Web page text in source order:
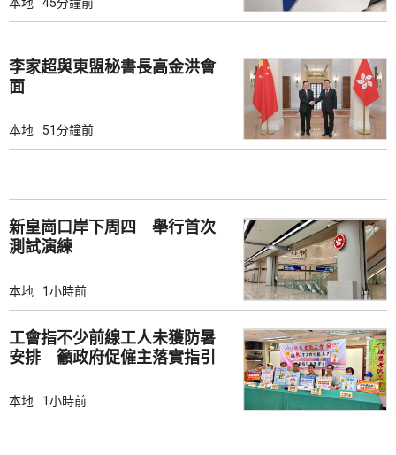
李家超與東盟秘書長高金洪會
面
本地 51分鐘前
新皇崗口岸下周四 舉行首次
測試演練
本地 1小時前
工會指不少前線工人未獲防暑
安排 籲政府促僱主落實指引
本地 1小時前